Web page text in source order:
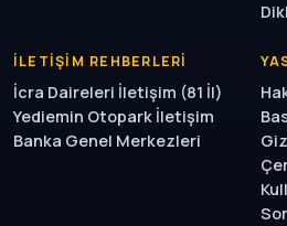
İLETIŞIM REHBERLERI
İcra Daireleri İletişim (81 İl)
Yediemin Otopark İletişim
Banka Genel Merkezleri